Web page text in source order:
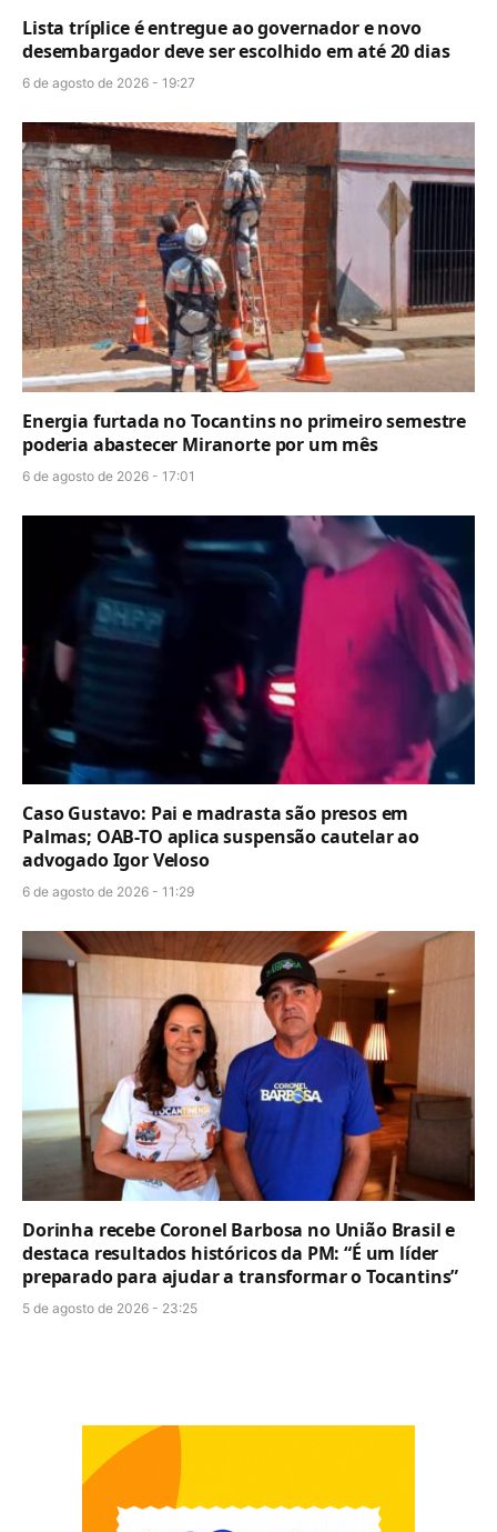
Lista tríplice é entregue ao governador e novo
desembargador deve ser escolhido em até 20 dias
6 de agosto de 2026 - 19:27
Energia furtada no Tocantins no primeiro semestre
poderia abastecer Miranorte por um mês
6 de agosto de 2026 - 17:01
Caso Gustavo: Pai e madrasta são presos em
Palmas; OAB-TO aplica suspensão cautelar ao
advogado Igor Veloso
6 de agosto de 2026 - 11:29
Dorinha recebe Coronel Barbosa no União Brasil e
destaca resultados históricos da PM: “É um líder
preparado para ajudar a transformar o Tocantins”
5 de agosto de 2026 - 23:25